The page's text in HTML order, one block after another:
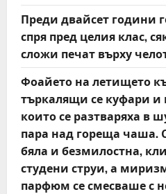
Преди двайсет години
спря пред целия клас,
сложи печат върху
Фоайето на летището
търкалящи се куфари и
които се разтваряха в
пара над гореща чаша.
бяла и безмилостна,
студени струи, а
парфюм се смесваше с